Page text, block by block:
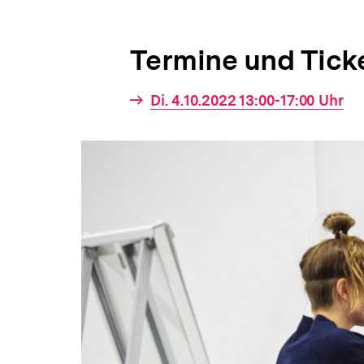
Termine und
Interner
Di. 4.10.2022 13:00-17:00 Uhr